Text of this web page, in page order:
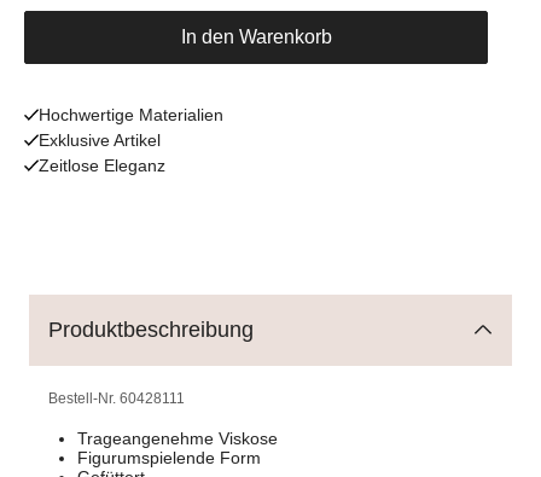
In den Warenkorb
Hochwertige Materialien
Exklusive Artikel
Zeitlose Eleganz
Produktbeschreibung
Bestell-Nr. 60428111
Trageangenehme Viskose
Figurumspielende Form